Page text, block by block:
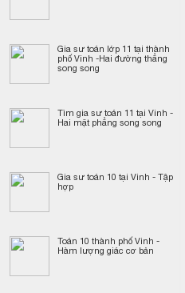
Gia sư toán lớp 11 tại thành
phố Vinh -Hai đường thẳng
song song
Tìm gia sư toán 11 tại Vinh -
Hai mặt phẳng song song
Gia sư toán 10 tại Vinh - Tập
hợp
Toán 10 thành phố Vinh -
Hàm lượng giác cơ bản